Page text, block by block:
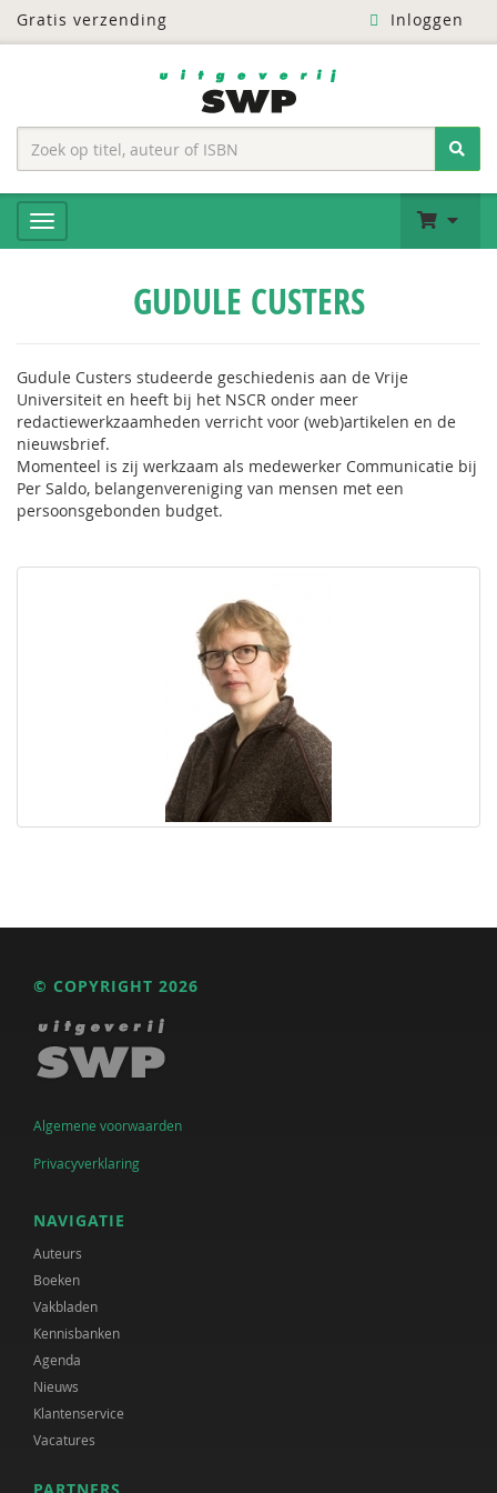
Gratis verzending Inloggen
GUDULE CUSTERS
Gudule Custers studeerde geschiedenis aan de Vrije
Universiteit en heeft bij het NSCR onder meer
redactiewerkzaamheden verricht voor (web)artikelen en de
nieuwsbrief.
Momenteel is zij werkzaam als medewerker Communicatie bij
Per Saldo, belangenvereniging van mensen met een
persoonsgebonden budget.
© COPYRIGHT 2026
Algemene voorwaarden
Privacyverklaring
NAVIGATIE
Auteurs
Boeken
Vakbladen
Kennisbanken
Agenda
Nieuws
Klantenservice
Vacatures